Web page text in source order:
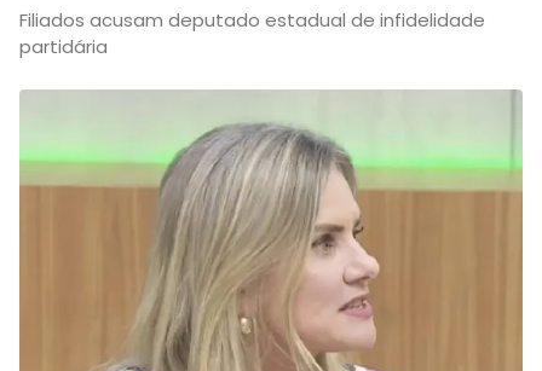
Filiados acusam deputado estadual de infidelidade
partidária